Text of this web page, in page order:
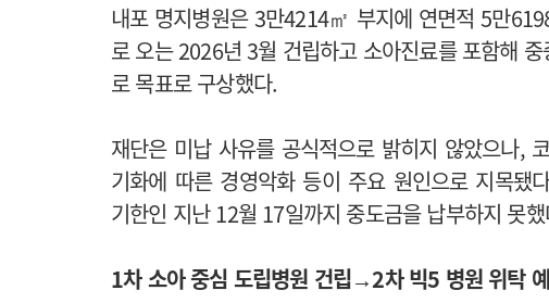
내포 명지병원은 3만4214㎡ 부지에 연면적 5만
로 오는 2026년 3월 건립하고 소아진료를 포함해
로 목표로 구상했다.
재단은 미납 사유를 공식적으로 밝히지 않았으나,
기화에 따른 경영악화 등이 주요 원인으로 지목됐
기한인 지난 12월 17일까지 중도금을 납부하지 못
1차 소아 중심 도립병원 건립→2차 빅5 병원 위탁